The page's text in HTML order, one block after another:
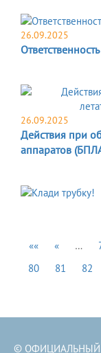
26.09.2025
26.09.2025
Действия при
аппаратов
«« « …
80
81 82
© ОФИЦИАЛЬНЫЙ